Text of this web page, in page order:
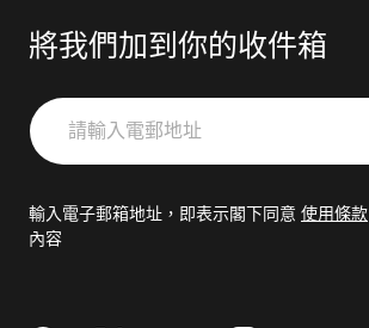
將我們加到你的收件箱
請
輸
郵
輸入電子郵箱地址，即表示閣下同意 使用條款
內容